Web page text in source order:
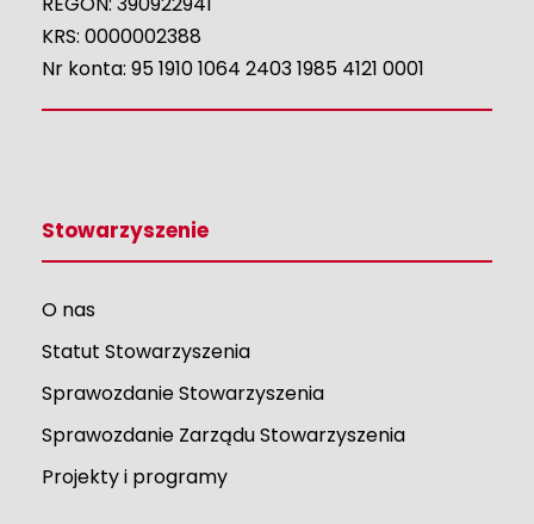
KRS: 0000002388
Nr konta: 95 1910 1064 2403 1985 4121 0001
Stowarzyszenie
O nas
Statut Stowarzyszenia
Sprawozdanie Stowarzyszenia
Sprawozdanie Zarządu Stowarzyszenia
Projekty i programy